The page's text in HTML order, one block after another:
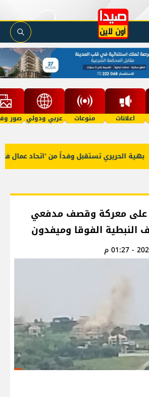
اعلانات منوعات عربي ودولي صور
الحريري تستقبل وفداً من 'اتحاد عمال
على معركة وقصف مدفعي
الفوقا وميفدون